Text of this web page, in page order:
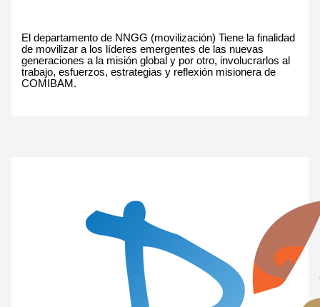
El departamento de NNGG (movilización) Tiene la finalidad
de movilizar a los líderes emergentes de las nuevas
generaciones a la misión global y por otro, involucrarlos al
trabajo, esfuerzos, estrategias y reflexión misionera de
COMIBAM.